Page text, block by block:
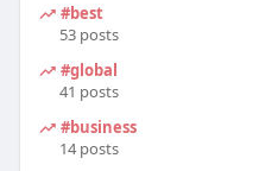
#best
53 posts
#global
41 posts
#business
14 posts